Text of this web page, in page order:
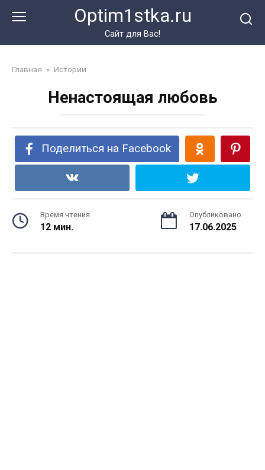
Optim1stka.ru
Сайт для Вас!
Главная » Истории
Ненастоящая любовь
Поделиться на Facebook
Время чтения
12 мин.
Опубликовано
17.06.2025